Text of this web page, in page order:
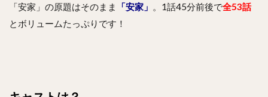
「安家」の原題はそのまま 「安家」 。1話45分前後で全53話
とボリュームたっぷりです！